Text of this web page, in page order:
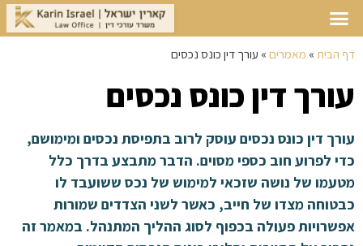
דף הבית » מאמרים » עורך דין כונס נכסים
עורך דין כונס נכסים
עורך דין כונס נכסים עוסק לרוב בתפיסת נכסים ומימושם,
כדי לפרוע חוב כספי מסוים. הדבר מתבצע בדרך כלל
מטעמו של נושה שזכאי למימוש של נכס ששועבד לו
כבטוחה מצדו של חייב, כאשר לשני הצדדים שמורות
אפשרויות פעולה בכפוף לסוג ההליך המתנהל. במאמר זה